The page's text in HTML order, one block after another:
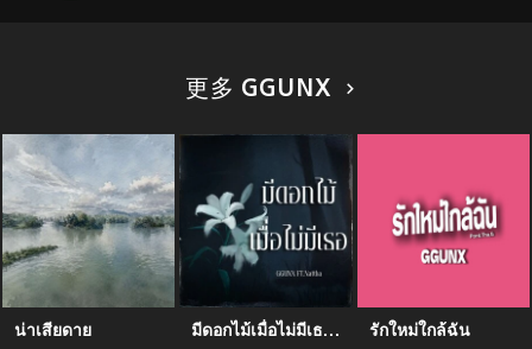
更多 GGUNX
น่าเสียดาย มีดอกไม้เมื่อไม่มีเธอ (Bloomless) รักใหม่ใกล้ฉัน